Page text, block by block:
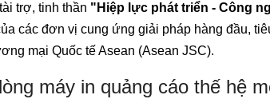
trợ, tinh thần "Hiệp lực phát triển - Công
các đơn vị cung ứng giải pháp hàng đầu,
mại Quốc tế Asean (Asean JSC).
máy in quảng cáo thế hệ